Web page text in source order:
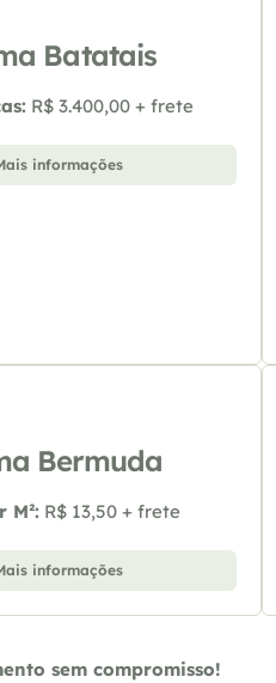
Batatais
R$ 3.400,00 + frete
informações
Bermuda
M²: R$ 13,50 + frete
informações
sem compromisso!